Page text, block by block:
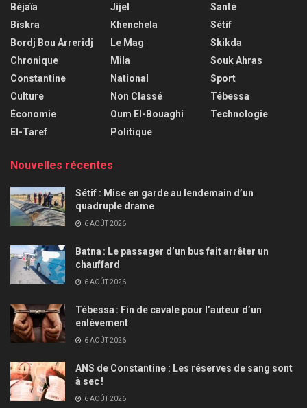
Béjaïa
Biskra
Bordj Bou Arreridj
Chronique
Constantine
Culture
Économie
El-Taref
Jijel
Khenchela
Le Mag
Mila
National
Non Classé
Oum El-Bouaghi
Politique
Santé
Sétif
Skikda
Souk Ahras
Sport
Tébessa
Technologie
Nouvelles récentes
Sétif : Mise en garde au lendemain d’un
quadruple drame
6 AOÛT 2026
Batna : Le passager d’un bus fait arrêter un
chauffard
6 AOÛT 2026
Tébessa : Fin de cavale pour l’auteur d’un
enlèvement
6 AOÛT 2026
ANS de Constantine : Les réserves de sang sont
à sec !
6 AOÛT 2026